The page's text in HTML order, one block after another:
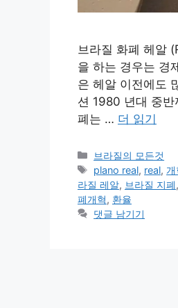
브라질 화폐 헤알
을 하는 경우는 경
은 헤알 이전에도
션 1980 년대 중
폐는 … 더 읽기
카
테
고
리
브라질의 모든것
태
그
plano real, real, 개
라질 레알, 브라질 지폐,
폐개혁, 환율
댓글 남기기